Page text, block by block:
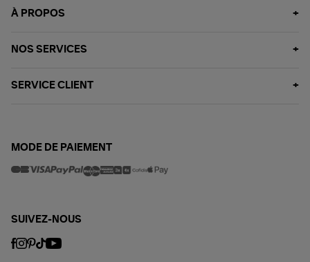
À PROPOS
NOS SERVICES
SERVICE CLIENT
MODE DE PAIEMENT
SUIVEZ-NOUS